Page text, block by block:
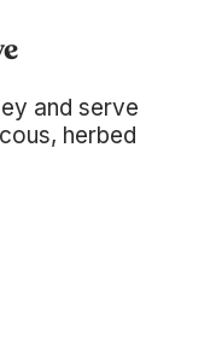
and serve
herbed